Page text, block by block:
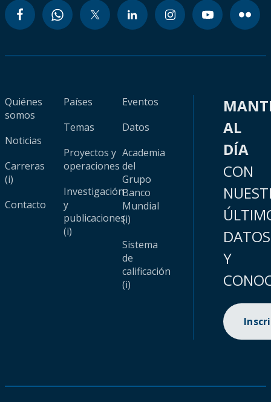
Quiénes
somos
Noticias
Carreras
(i)
Contacto
Países
Temas
Proyectos y
operaciones
Investigación
y
publicaciones
(i)
Eventos
Datos
Academia
del
Grupo
Banco
Mundial
(i)
Sistema
de
calificación
(i)
AL
DÍA
CON
DATOS
Y